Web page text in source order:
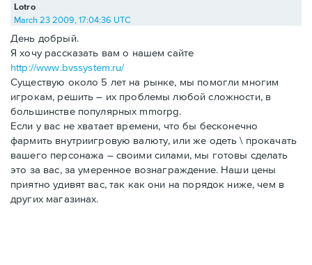
Lotro
March 23 2009, 17:04:36 UTC
День добрый.
Я хочу рассказать вам о нашем сайте
http://www.bvssystem.ru/
Существую около 5 лет на рынке, мы помогли многим
игрокам, решить – их проблемы любой сложности, в
большинстве популярных mmorpg.
Если у вас не хватает времени, что бы бесконечно
фармить внутриигровую валюту, или же одеть \ прокачать
вашего персонажа – своими силами, мы готовы сделать
это за вас, за умеренное вознаграждение. Наши цены
приятно удивят вас, так как они на порядок ниже, чем в
других магазинах.